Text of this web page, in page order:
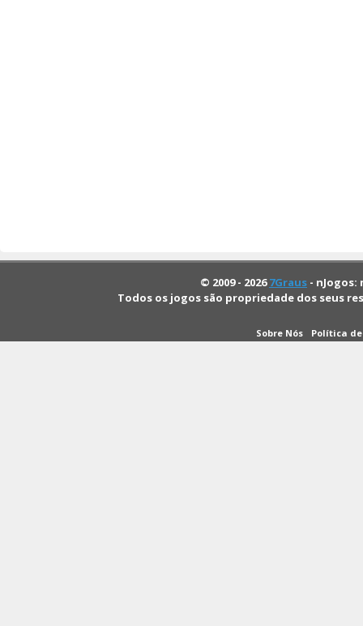
© 2009 - 20267Graus -
Todos os jogos são propriedade dos seus
Sobre Nós Política